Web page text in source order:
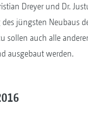
Dreyer und Dr.
jüngsten Neubaus
sollen auch alle
ausgebaut werden.